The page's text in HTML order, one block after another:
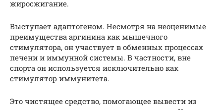
жиросжигание.
Выступает адаптогеном. Несмотря на неоценимые
преимущества аргинина как мышечного
стимулятора, он участвует в обменных процессах
печени и иммунной системы. В частности, вне
спорта он используется исключительно как
стимулятор иммунитета.
Это чистящее средство, помогающее вывести из